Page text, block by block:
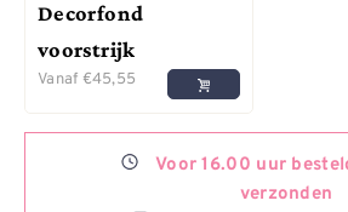
Decorfond
voorstrijk
Vanaf €45,55
Voor 16.00 uur
verzonden